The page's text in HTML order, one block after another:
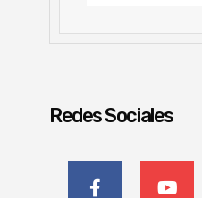
Redes Sociales